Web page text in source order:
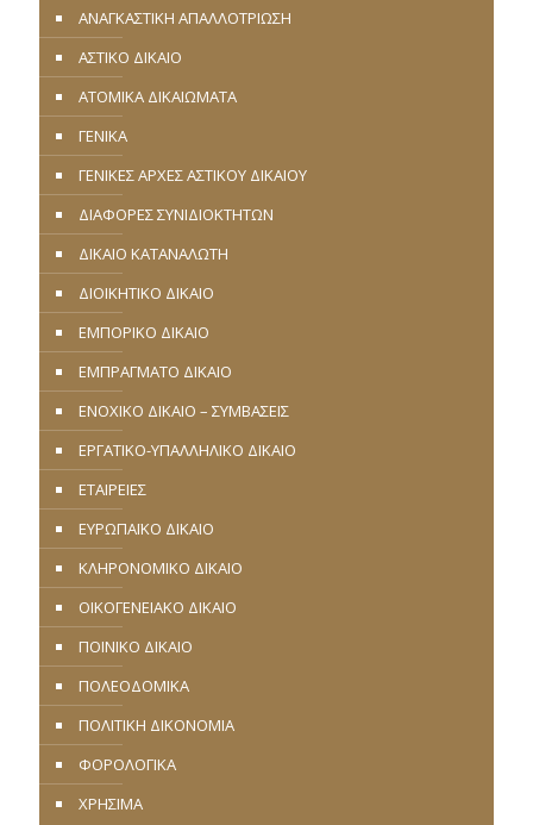
ΑΝΑΓΚΑΣΤΙΚΗ ΑΠΑΛΛΟΤΡΙΩΣΗ
ΑΣΤΙΚΟ ΔΙΚΑΙΟ
ΑΤΟΜΙΚΑ ΔΙΚΑΙΩΜΑΤΑ
ΓΕΝΙΚΑ
ΓΕΝΙΚΕΣ ΑΡΧΕΣ ΑΣΤΙΚΟΥ ΔΙΚΑΙΟΥ
ΔΙΑΦΟΡΕΣ ΣΥΝΙΔΙΟΚΤΗΤΩΝ
ΔΙΚΑΙΟ ΚΑΤΑΝΑΛΩΤΗ
ΔΙΟΙΚΗΤΙΚΟ ΔΙΚΑΙΟ
ΕΜΠΟΡΙΚΟ ΔΙΚΑΙΟ
ΕΜΠΡΑΓΜΑΤΟ ΔΙΚΑΙΟ
ΕΝΟΧΙΚΟ ΔΙΚΑΙΟ – ΣΥΜΒΑΣΕΙΣ
ΕΡΓΑΤΙΚΟ-ΥΠΑΛΛΗΛΙΚΟ ΔΙΚΑΙΟ
ΕΤΑΙΡΕΙΕΣ
ΕΥΡΩΠΑΪΚΟ ΔΙΚΑΙΟ
ΚΛΗΡΟΝΟΜΙΚΟ ΔΙΚΑΙΟ
ΟΙΚΟΓΕΝΕΙΑΚΟ ΔΙΚΑΙΟ
ΠΟΙΝΙΚΟ ΔΙΚΑΙΟ
ΠΟΛΕΟΔΟΜΙΚΑ
ΠΟΛΙΤΙΚΗ ΔΙΚΟΝΟΜΙΑ
ΦΟΡΟΛΟΓΙΚΑ
ΧΡΗΣΙΜΑ